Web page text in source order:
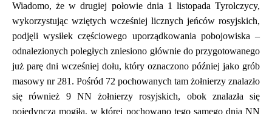
Wiadomo, że w drugiej połowie dnia 1 listopada Tyrolczycy,
wykorzystując wziętych wcześniej licznych jeńców rosyjskich,
podjęli wysiłek częściowego uporządkowania pobojowiska –
odnalezionych poległych zniesiono głównie do przygotowanego
już parę dni wcześniej dołu, który oznaczono później jako grób
masowy nr 281. Pośród 72 pochowanych tam żołnierzy znalazło
się również 9 NN żołnierzy rosyjskich, obok znalazła się
pojedyncza mogiła, w której pochowano tego samego dnia NN